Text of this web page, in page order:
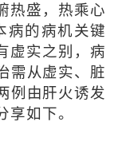
热盛，热乘心
的病机关键
虚实之别，病
需从虚实、脏
例由肝火诱发
享如下。